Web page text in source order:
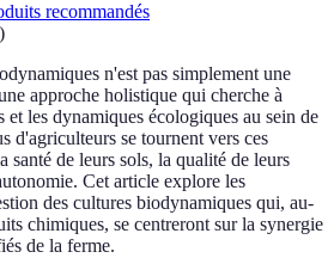
recommandés
n'est pas simplement une
approche holistique qui cherche à
et les dynamiques écologiques au sein de
d'agriculteurs se tournent vers ces
santé de leurs sols, la qualité de leurs
Cet article explore les
des cultures biodynamiques qui, au-
chimiques, se centreront sur la synergie
de la ferme.